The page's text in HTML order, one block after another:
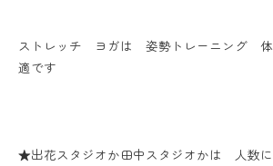
ストレッチ ヨガは 姿勢トレーニング 体
適です
★出花スタジオか田中スタジオかは 人数